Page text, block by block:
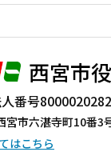
西宮市
番号
市六湛寺町10番3
はこちら